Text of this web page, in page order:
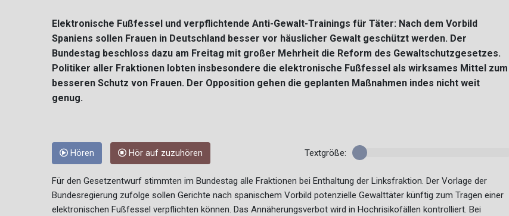
Elektronische Fußfessel und verpflichtende Anti-Gewalt-Trainings für Täter: Nach dem Vorbild
Spaniens sollen Frauen in Deutschland besser vor häuslicher Gewalt geschützt werden. Der
Bundestag beschloss dazu am Freitag mit großer Mehrheit die Reform des Gewaltschutzgesetzes.
Politiker aller Fraktionen lobten insbesondere die elektronische Fußfessel als wirksames Mittel zum
besseren Schutz von Frauen. Der Opposition gehen die geplanten Maßnahmen indes nicht weit
genug.
Hören Hör auf zuzuhören Textgröße:
Für den Gesetzentwurf stimmten im Bundestag alle Fraktionen bei Enthaltung der Linksfraktion. Der Vorlage der
Bundesregierung zufolge sollen Gerichte nach spanischem Vorbild potenzielle Gewalttäter künftig zum Tragen einer
elektronischen Fußfessel verpflichten können. Das Annäherungsverbot wird in Hochrisikofällen kontrolliert. Bei